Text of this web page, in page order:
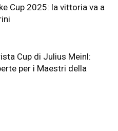
Cup 2025: la vittoria va a
Cup di Julius Meinl:
per i Maestri della